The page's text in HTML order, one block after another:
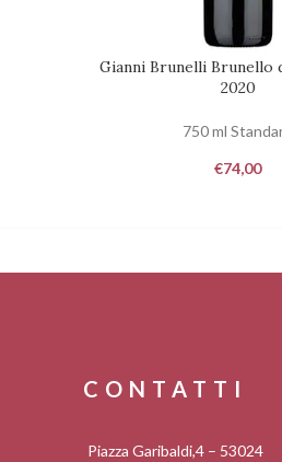
RICHIEDI DISPONIBILITÀ
Gianni Brunelli Brunello
2020
750 ml
€74,00
CONTATTI
Piazza Garibaldi,4 – 53024